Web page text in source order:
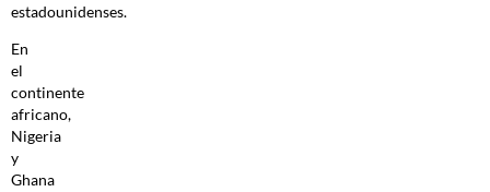
estadounidenses.
En
el
continente
africano,
Nigeria
y
Ghana